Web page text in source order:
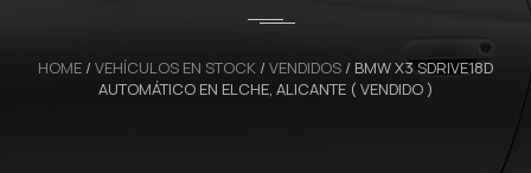
HOME / VEHÍCULOS EN STOCK / VENDIDOS / BMW X3 SDRIVE18D
AUTOMÁTICO EN ELCHE, ALICANTE ( VENDIDO )